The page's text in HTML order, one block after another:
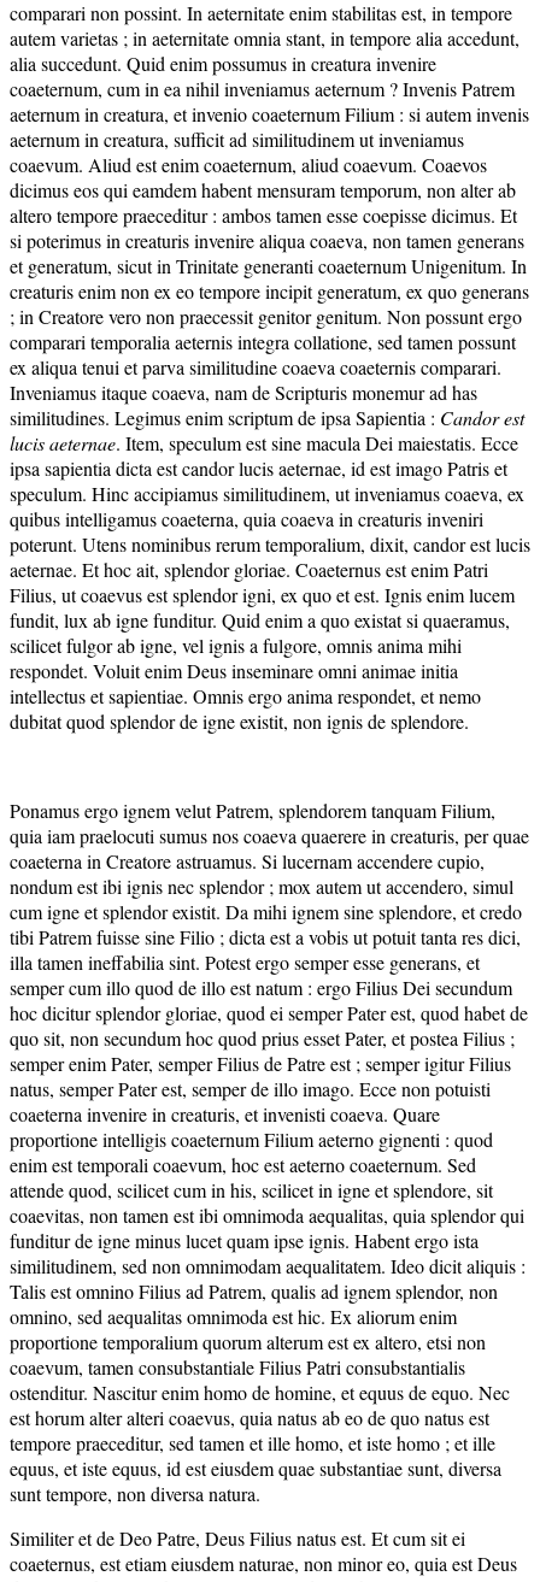
comparari non possint. In aeternitate enim stabilitas est, in tempore
autem varietas ; in aeternitate omnia stant, in tempore alia accedunt,
alia succedunt. Quid enim possumus in creatura invenire
coaeternum, cum in ea nihil inveniamus aeternum ? Invenis Patrem
aeternum in creatura, et invenio coaeternum Filium : si autem invenis
aeternum in creatura, sufficit ad similitudinem ut inveniamus
coaevum. Aliud est enim coaeternum, aliud coaevum. Coaevos
dicimus eos qui eamdem habent mensuram temporum, non alter ab
altero tempore praeceditur : ambos tamen esse coepisse dicimus. Et
si poterimus in creaturis invenire aliqua coaeva, non tamen generans
et generatum, sicut in Trinitate generanti coaeternum Unigenitum. In
creaturis enim non ex eo tempore incipit generatum, ex quo generans
; in Creatore vero non praecessit genitor genitum. Non possunt ergo
comparari temporalia aeternis integra collatione, sed tamen possunt
ex aliqua tenui et parva similitudine coaeva coaeternis comparari.
Inveniamus itaque coaeva, nam de Scripturis monemur ad has
similitudines. Legimus enim scriptum de ipsa Sapientia : Candor est
lucis aeternae. Item, speculum est sine macula Dei maiestatis. Ecce
ipsa sapientia dicta est candor lucis aeternae, id est imago Patris et
speculum. Hinc accipiamus similitudinem, ut inveniamus coaeva, ex
quibus intelligamus coaeterna, quia coaeva in creaturis inveniri
poterunt. Utens nominibus rerum temporalium, dixit, candor est lucis
aeternae. Et hoc ait, splendor gloriae. Coaeternus est enim Patri
Filius, ut coaevus est splendor igni, ex quo et est. Ignis enim lucem
fundit, lux ab igne funditur. Quid enim a quo existat si quaeramus,
scilicet fulgor ab igne, vel ignis a fulgore, omnis anima mihi
respondet. Voluit enim Deus inseminare omni animae initia
intellectus et sapientiae. Omnis ergo anima respondet, et nemo
dubitat quod splendor de igne existit, non ignis de splendore.
Ponamus ergo ignem velut Patrem, splendorem tanquam Filium,
quia iam praelocuti sumus nos coaeva quaerere in creaturis, per quae
coaeterna in Creatore astruamus. Si lucernam accendere cupio,
nondum est ibi ignis nec splendor ; mox autem ut accendero, simul
cum igne et splendor existit. Da mihi ignem sine splendore, et credo
tibi Patrem fuisse sine Filio ; dicta est a vobis ut potuit tanta res dici,
illa tamen ineffabilia sint. Potest ergo semper esse generans, et
semper cum illo quod de illo est natum : ergo Filius Dei secundum
hoc dicitur splendor gloriae, quod ei semper Pater est, quod habet de
quo sit, non secundum hoc quod prius esset Pater, et postea Filius ;
semper enim Pater, semper Filius de Patre est ; semper igitur Filius
natus, semper Pater est, semper de illo imago. Ecce non potuisti
coaeterna invenire in creaturis, et invenisti coaeva. Quare
proportione intelligis coaeternum Filium aeterno gignenti : quod
enim est temporali coaevum, hoc est aeterno coaeternum. Sed
attende quod, scilicet cum in his, scilicet in igne et splendore, sit
coaevitas, non tamen est ibi omnimoda aequalitas, quia splendor qui
funditur de igne minus lucet quam ipse ignis. Habent ergo ista
similitudinem, sed non omnimodam aequalitatem. Ideo dicit aliquis :
Talis est omnino Filius ad Patrem, qualis ad ignem splendor, non
omnino, sed aequalitas omnimoda est hic. Ex aliorum enim
proportione temporalium quorum alterum est ex altero, etsi non
coaevum, tamen consubstantiale Filius Patri consubstantialis
ostenditur. Nascitur enim homo de homine, et equus de equo. Nec
est horum alter alteri coaevus, quia natus ab eo de quo natus est
tempore praeceditur, sed tamen et ille homo, et iste homo ; et ille
equus, et iste equus, id est eiusdem quae substantiae sunt, diversa
sunt tempore, non diversa natura.
Similiter et de Deo Patre, Deus Filius natus est. Et cum sit ei
coaeternus, est etiam eiusdem naturae, non minor eo, quia est Deus